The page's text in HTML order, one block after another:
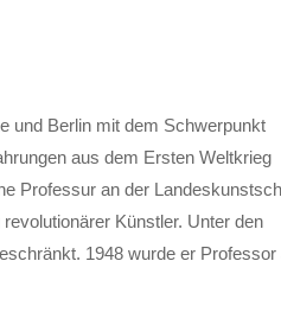
und Berlin mit dem Schwerpunkt
aus dem Ersten Weltkrieg
Professur an der
Künstler. Unter den
1948 wurde er Professor